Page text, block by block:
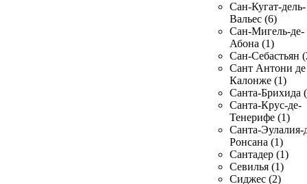
Сан-Кугат-дель-
Вальес (6)
Сан-Мигель-де-
Абона (1)
Сан-Себастьян
Сант Антони де
Калонже (1)
Санта-Брихида
Санта-Крус-де-
Тенерифе (1)
Санта-Эулалия-
Ронсана (1)
Сантадер (1)
Севилья (1)
Сиджес (2)